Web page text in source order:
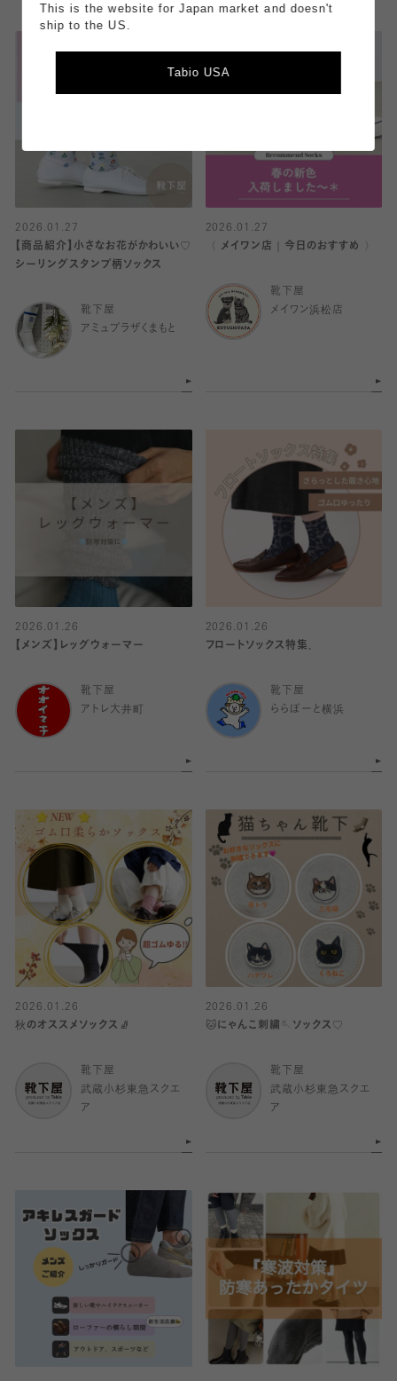
2026.01.27
【商品紹介】小さなお花がかわいい♡
シーリングスタンプ柄ソックス
靴下屋
アミュプラザくまもと
2026.01.27
〈 メイワン店｜今日のおすすめ 〉
靴下屋
メイワン浜松店
2026.01.26
【メンズ】レッグウォーマー
靴下屋
アトレ大井町
2026.01.26
フロートソックス特集．
靴下屋
ららぽーと横浜
2026.01.26
秋のオススメソックス🧦
靴下屋
武蔵小杉東急スクエ
ア
2026.01.26
🐱にゃんこ刺繍🪡ソックス♡
靴下屋
武蔵小杉東急スクエ
ア
This is the website for Japan market and doesn't
ship to the US.
Tabio USA